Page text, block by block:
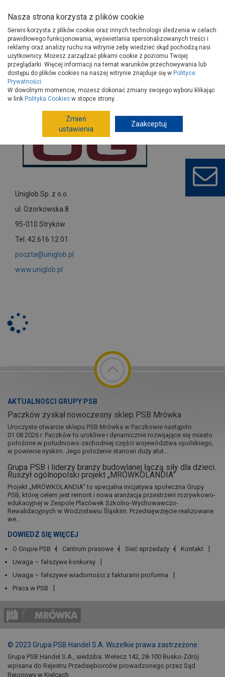
Strona główna Dostawcy Uniglob Sp. z o.o.
Uniglob Sp. z o.o.
ul. Ozorkowska 8
95-010 Stryków
Tel. 42 616 12 01
poczta@uniglob.pl
www.uniglob.pl
AKTUALNOŚCI GRUPY PSB
Paczków zyskał nowoczesny sklep PSB Mrówka
Uroczyste otwarcie sklepu PSB Mrówka w Paczkowie nastąpiło
01.08.2026 r. Paczków to urokliwe i dynamicznie rozwijające się miasto
położone w południowo-zachodniej części województwa opolskiego,
w powiecie nyskim. Jego położenie stanowi duży atut...
Grupa PSB i liderzy branży budowlanej łączą siły dla dzieci.
Ruszył ogólnopolski projekt „MRÓWKOLANDIA”
Projekt „MRÓWKOLANDIA” to specjalna inicjatywa społeczna Grupy
PSB, której celem jest remont i nowa aranżacja przestrzeni rozrywkowo-
edukacyjnej w Zespole Placówek Szkolno-Wychowawczo-
Rewalidacyjnych w Wodzisławiu Śląskim. Przedsięwzięcie realizowane
we...
DOWIEDZ SIĘ WIĘCEJ
O Grupie PSB Centrum prasowe Sieć sprzedaży
Kontakt
Uwaga – fałszywe konkursy
Uwaga – fałszywe wiadomości z fakturami proforma
Praca w PSB
© 2023 Grupa PSB Handel S.A. Wszelkie prawa zastrzeżone.
Grupa PSB Handel S.A., siedziba: Wełecz 142, 28-100 Busko-Zdrój
wpisana do Rejestru Przedsiębiorców prowadzonego przez Sąd
Rejonowy w Kielcach
Nasza strona korzysta z plików cookie
Serwis korzysta z plików cookie oraz innych technologii śledzenia w celach
prawidłowego funkcjonowania, wyświetlania spersonalizowanych treści i
reklamy oraz analizy ruchu na witrynie żeby wiedzieć skąd pochodzą nasi
użytkownicy. Możesz zarządzać plikami cookie z poziomu Twojej
przeglądarki. Więcej informacji na temat warunków przechowywania lub
dostępu do plików cookies na naszej witrynie znajduje się w Polityce
Prywatności.
W dowolnym momencie, możesz dokonać zmiany swojego wyboru klikając
w link Polityka Cookies w stopce strony.
Zmień
ustawienia
Zaakceptuj